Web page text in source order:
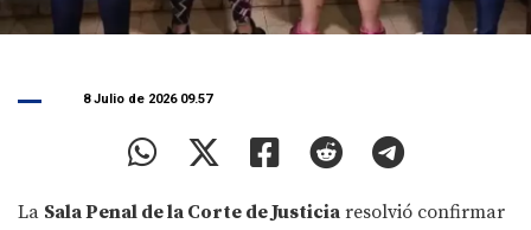
8 Julio de 2026 09.57
La Sala Penal de la Corte de Justicia resolvió confirmar